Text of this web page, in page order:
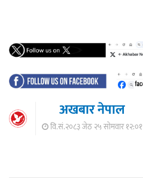
अखबार नेपाल
वि.सं.२०८३ जेठ २५ सोमवार १२:०१